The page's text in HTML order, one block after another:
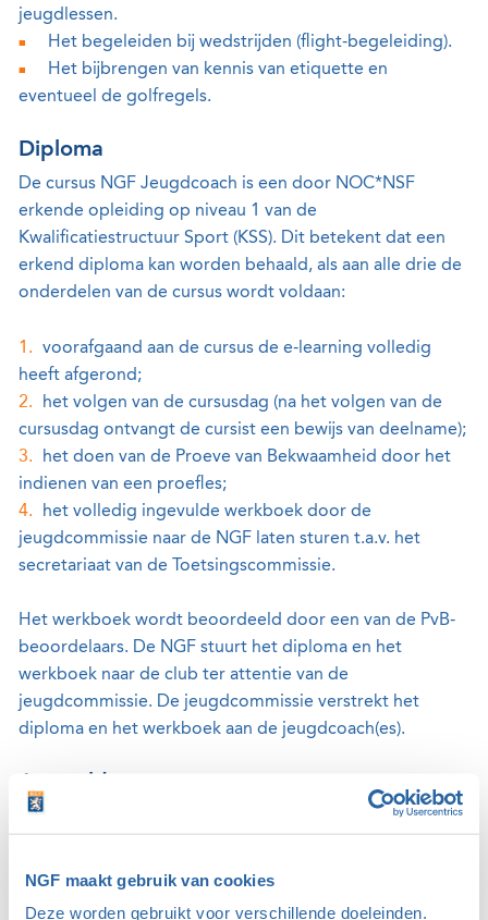
NGF maakt gebruik van cookies
Deze worden gebruikt voor verschillende doeleinden.
jeugdlessen.
Het begeleiden bij wedstrijden (flight-begeleiding).
Het bijbrengen van kennis van etiquette en
eventueel de golfregels.
Diploma
De cursus NGF Jeugdcoach is een door NOC*NSF
erkende opleiding op niveau 1 van de
Kwalificatiestructuur Sport (KSS). Dit betekent dat een
erkend diploma kan worden behaald, als aan alle drie de
onderdelen van de cursus wordt voldaan:
voorafgaand aan de cursus de e-learning volledig
heeft afgerond;
het volgen van de cursusdag (na het volgen van de
cursusdag ontvangt de cursist een bewijs van deelname);
het doen van de Proeve van Bekwaamheid door het
indienen van een proefles;
het volledig ingevulde werkboek door de
jeugdcommissie naar de NGF laten sturen t.a.v. het
secretariaat van de Toetsingscommissie.
Het werkboek wordt beoordeeld door een van de PvB-
beoordelaars. De NGF stuurt het diploma en het
werkboek naar de club ter attentie van de
jeugdcommissie. De jeugdcommissie verstrekt het
diploma en het werkboek aan de jeugdcoach(es).
Ben je geïnteresseerd om deel te nemen aan de NGF-
Deelname kost €25.